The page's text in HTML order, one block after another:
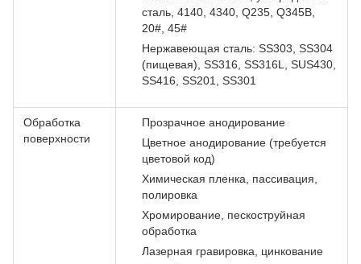
сталь, 4140, 4340, Q235, Q345B,
20#, 45#
Нержавеющая сталь: SS303, SS304
(пищевая), SS316, SS316L, SUS430,
SS416, SS201, SS301
Обработка
поверхности
Прозрачное анодирование
Цветное анодирование (требуется
цветовой код)
Химическая пленка, пассивация,
полировка
Хромирование, пескоструйная
обработка
Лазерная гравировка, цинкование